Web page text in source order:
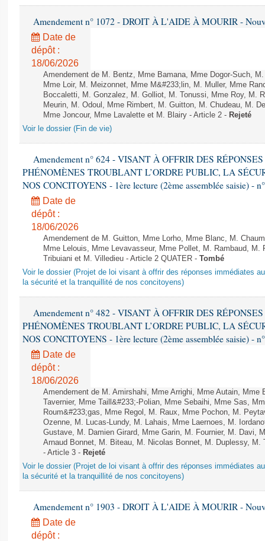
Amendement n° 1072 - DROIT À L'AIDE À MOURIR -
Date de
dépôt :
18/06/2026
Amendement de M. Bentz, Mme Bamana, Mme Dogor-Such,
Mme Loir, M. Meizonnet, Mme M&#233;lin, M. Muller, Mme
Boccaletti, M. Gonzalez, M. Golliot, M. Tonussi, Mme Roy, M.
Meurin, M. Odoul, Mme Rimbert, M. Guitton, M. Chudeau, M.
Mme Joncour, Mme Lavalette et M. Blairy - Article 2 - Rejeté
Voir le dossier (Fin de vie)
Amendement n° 624 - VISANT À OFFRIR DES
PHÉNOMÈNES TROUBLANT L’ORDRE PUBLIC, LA
NOS CONCITOYENS - 1ère lecture (2ème assemblée saisie) -
Date de
dépôt :
18/06/2026
Amendement de M. Guitton, Mme Lorho, Mme Blanc, M.
Mme Lelouis, Mme Levavasseur, Mme Pollet, M. Rambaud, M.
Tribuiani et M. Villedieu - Article 2 QUATER - Tombé
Voir le dossier (Projet de loi visant à offrir des réponses immédiates
la sécurité et la tranquillité de nos concitoyens)
Amendement n° 482 - VISANT À OFFRIR DES
PHÉNOMÈNES TROUBLANT L’ORDRE PUBLIC, LA
NOS CONCITOYENS - 1ère lecture (2ème assemblée saisie) -
Date de
dépôt :
18/06/2026
Amendement de M. Amirshahi, Mme Arrighi, Mme Autain, Mme
Tavernier, Mme Taill&#233;-Polian, Mme Sebaihi, Mme Sas,
Roum&#233;gas, Mme Regol, M. Raux, Mme Pochon, M.
Ozenne, M. Lucas-Lundy, M. Lahais, Mme Laernoes, M.
Gustave, M. Damien Girard, Mme Garin, M. Fournier, M. Davi,
Arnaud Bonnet, M. Biteau, M. Nicolas Bonnet, M. Duplessy, M.
- Article 3 - Rejeté
Voir le dossier (Projet de loi visant à offrir des réponses immédiates
la sécurité et la tranquillité de nos concitoyens)
Amendement n° 1903 - DROIT À L'AIDE À MOURIR -
Date de
dépôt :